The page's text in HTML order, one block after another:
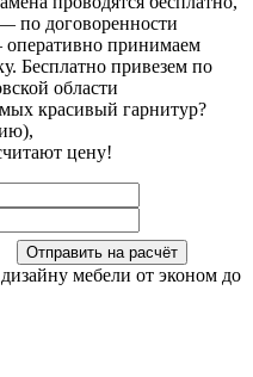
по договоренности
принимаем
Бесплатно привезем по
области
красивый гарнитур?
цену!
дизайну мебели от эконом до